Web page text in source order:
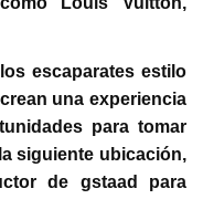
escaparates estilo
una experiencia
para tomar
siguiente ubicación,
de gstaad para